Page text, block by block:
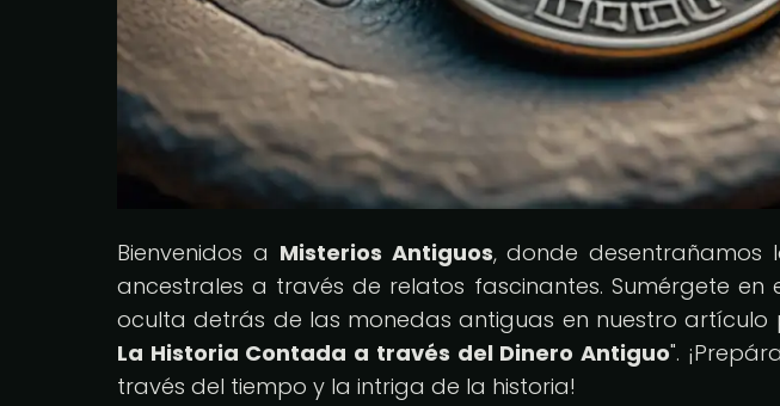
Bienvenidos a Misterios Antiguos, donde desentrañamos
ancestrales a través de relatos fascinantes. Sumérgete
oculta detrás de las monedas antiguas en nuestro artículo
La Historia Contada a través del Dinero Antiguo".
través del tiempo y la intriga de la historia!